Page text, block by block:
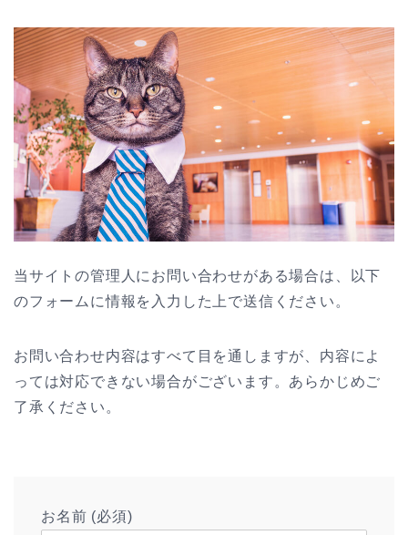
当サイトの管理人にお問い合わせがある場合は、以下
のフォームに情報を入力した上で送信ください。
お問い合わせ内容はすべて目を通しますが、内容によ
っては対応できない場合がございます。あらかじめご
了承ください。
お名前 (必須)